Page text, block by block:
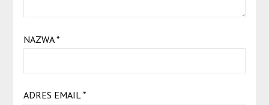
NAZWA*
ADRES EMAIL *